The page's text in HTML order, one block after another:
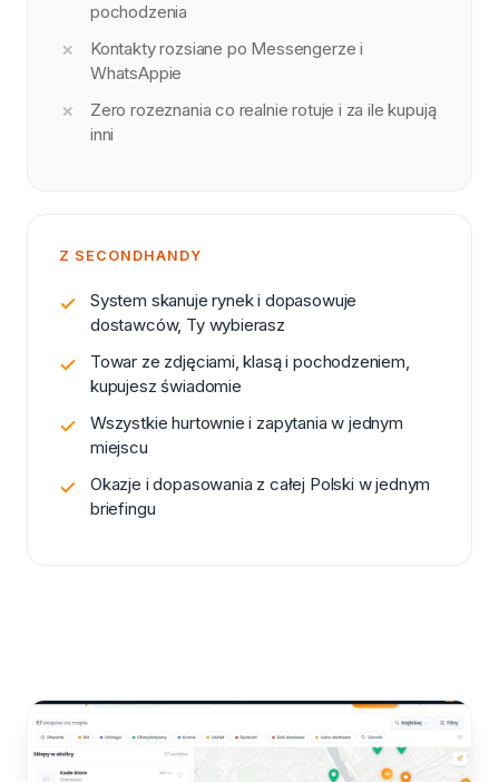
pochodzenia
Kontakty rozsiane po Messengerze i
WhatsAppie
Zero rozeznania co realnie rotuje i za ile kupują
inni
Z SECONDHANDY
System skanuje rynek i dopasowuje
dostawców, Ty wybierasz
Towar ze zdjęciami, klasą i pochodzeniem,
kupujesz świadomie
Wszystkie hurtownie i zapytania w jednym
miejscu
Okazje i dopasowania z całej Polski w jednym
briefingu